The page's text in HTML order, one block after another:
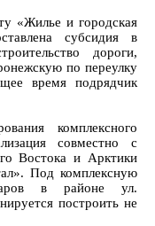
«Жилье и городская
субсидия в
дороги,
по переулку
время подрядчик
комплексного
совместно с
Востока и Арктики
Под комплексную
в районе ул.
построить не